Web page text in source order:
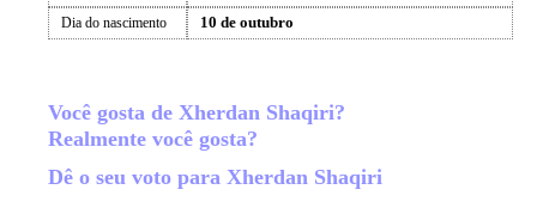
Dia do nascimento 10 de outubro
Você gosta de Xherdan Shaqiri?
Realmente você gosta?
Dê o seu voto para Xherdan Shaqiri